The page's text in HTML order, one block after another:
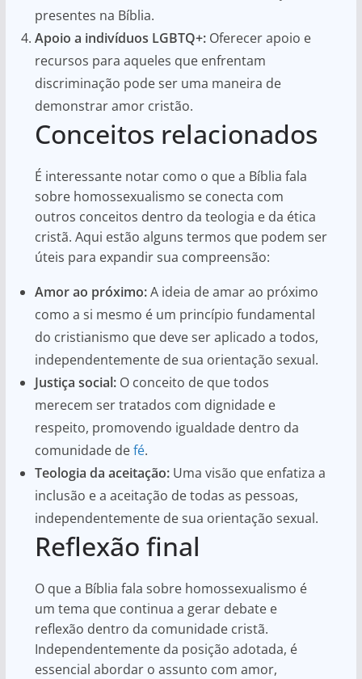
presentes na Bíblia.
Apoio a indivíduos LGBTQ+: Oferecer apoio e
recursos para aqueles que enfrentam
discriminação pode ser uma maneira de
demonstrar amor cristão.
Conceitos relacionados
É interessante notar como o que a Bíblia fala
sobre homossexualismo se conecta com
outros conceitos dentro da teologia e da ética
cristã. Aqui estão alguns termos que podem ser
úteis para expandir sua compreensão:
Amor ao próximo:A ideia de amar ao próximo
como a si mesmo é um princípio fundamental
do cristianismo que deve ser aplicado a todos,
independentemente de sua orientação sexual.
Justiça social:O conceito de que todos
merecem ser tratados com dignidade e
respeito, promovendo igualdade dentro da
comunidade defé.
Teologia da aceitação:Uma visão que enfatiza a
inclusão e a aceitação de todas as pessoas,
independentemente de sua orientação sexual.
Reflexão final
O que a Bíblia fala sobre homossexualismo é
um tema que continua a gerar debate e
reflexão dentro da comunidade cristã.
Independentemente da posição adotada, é
essencial abordar o assunto com amor,